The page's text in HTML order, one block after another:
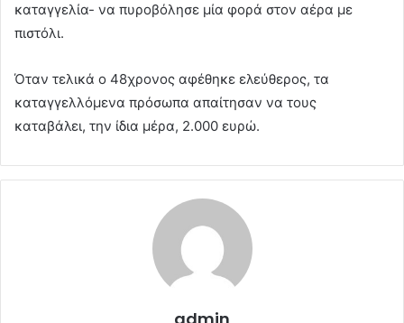
καταγγελία- να πυροβόλησε μία φορά στον αέρα με
πιστόλι.
Όταν τελικά ο 48χρονος αφέθηκε ελεύθερος, τα
καταγγελλόμενα πρόσωπα απαίτησαν να τους
καταβάλει, την ίδια μέρα, 2.000 ευρώ.